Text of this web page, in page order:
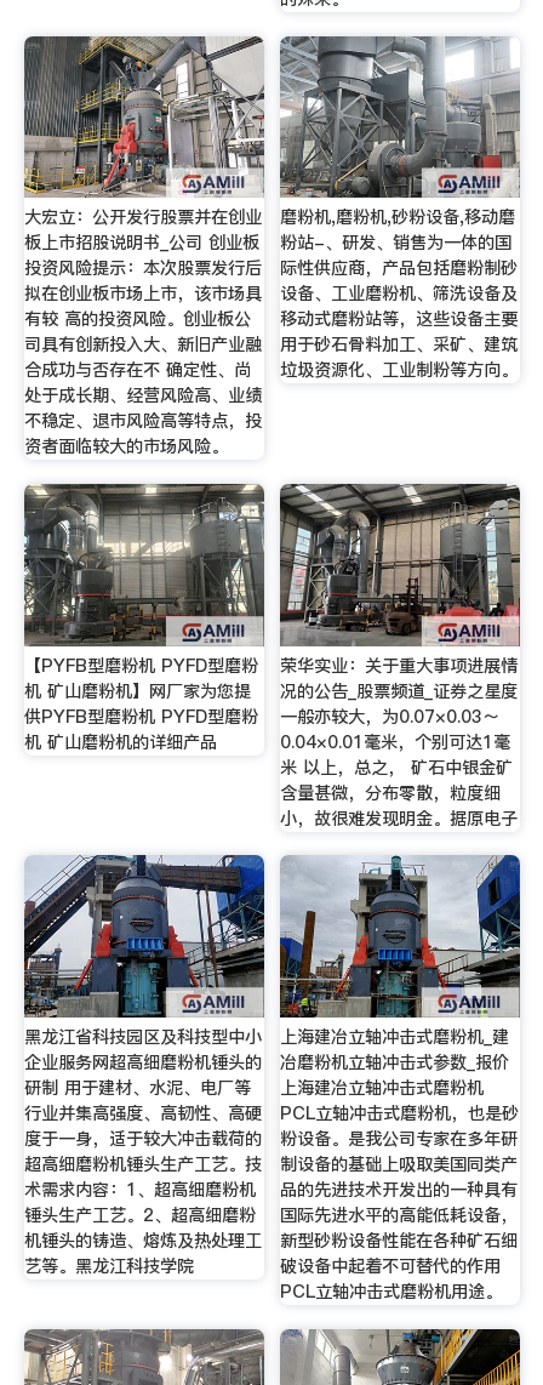
大宏立：公开发行股票并在创业
板上市招股说明书_公司 创业板
投资风险提示：本次股票发行后
拟在创业板市场上市，该市场具
有较 高的投资风险。创业板公
司具有创新投入大、新旧产业融
合成功与否存在不 确定性、尚
处于成长期、经营风险高、业绩
不稳定、退市风险高等特点，投
资者面临较大的市场风险。
磨粉机,磨粉机,砂粉设备,移动磨
粉站-、研发、销售为一体的国
际性供应商，产品包括磨粉制砂
设备、工业磨粉机、筛洗设备及
移动式磨粉站等，这些设备主要
用于砂石骨料加工、采矿、建筑
垃圾资源化、工业制粉等方向。
【PYFB型磨粉机 PYFD型磨粉
机 矿山磨粉机】网厂家为您提
供PYFB型磨粉机 PYFD型磨粉
机 矿山磨粉机的详细产品
荣华实业：关于重大事项进展情
况的公告_股票频道_证券之星度
一般亦较大，为0.07×0.03～
0.04×0.01毫米，个别可达1毫
米 以上，总之， 矿石中银金矿
含量甚微，分布零散，粒度细
小，故很难发现明金。据原电子
黑龙江省科技园区及科技型中小
企业服务网超高细磨粉机锤头的
研制 用于建材、水泥、电厂等
行业并集高强度、高韧性、高硬
度于一身，适于较大冲击载荷的
超高细磨粉机锤头生产工艺。技
术需求内容：1、超高细磨粉机
锤头生产工艺。2、超高细磨粉
机锤头的铸造、熔炼及热处理工
艺等。黑龙江科技学院
上海建冶立轴冲击式磨粉机_建
冶磨粉机立轴冲击式参数_报价
上海建冶立轴冲击式磨粉机
PCL立轴冲击式磨粉机，也是砂
粉设备。是我公司专家在多年研
制设备的基础上吸取美国同类产
品的先进技术开发出的一种具有
国际先进水平的高能低耗设备，
新型砂粉设备性能在各种矿石细
破设备中起着不可替代的作用
PCL立轴冲击式磨粉机用途。